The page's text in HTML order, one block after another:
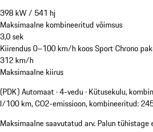
398 kW/ 541 hj
Maksimaalne kombineeritud võimsus
3,0sek
Kiirendus 0–100 km/h koos Sport Chrono
312 km/h
Maksimaalne kiirus
(PDK) Automaat · 4-vedu · Kütusekulu,
l/100 km, CO2-emissioon, kombineeritud:
Maksimaalne saavutatud arv. Palun